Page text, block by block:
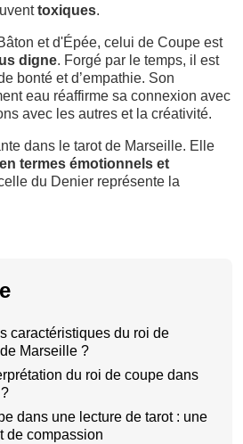
toxiques.
et d'Épée, celui de Coupe est
digne. Forgé par le temps, il est
bonté et d’empathie. Son
eau réaffirme sa connexion avec
avec les autres et la créativité.
dans le tarot de Marseille. Elle
termes émotionnels et
du Denier représente la
caractéristiques du roi de
Marseille ?
du roi de coupe dans
dans une lecture de tarot : une
de compassion